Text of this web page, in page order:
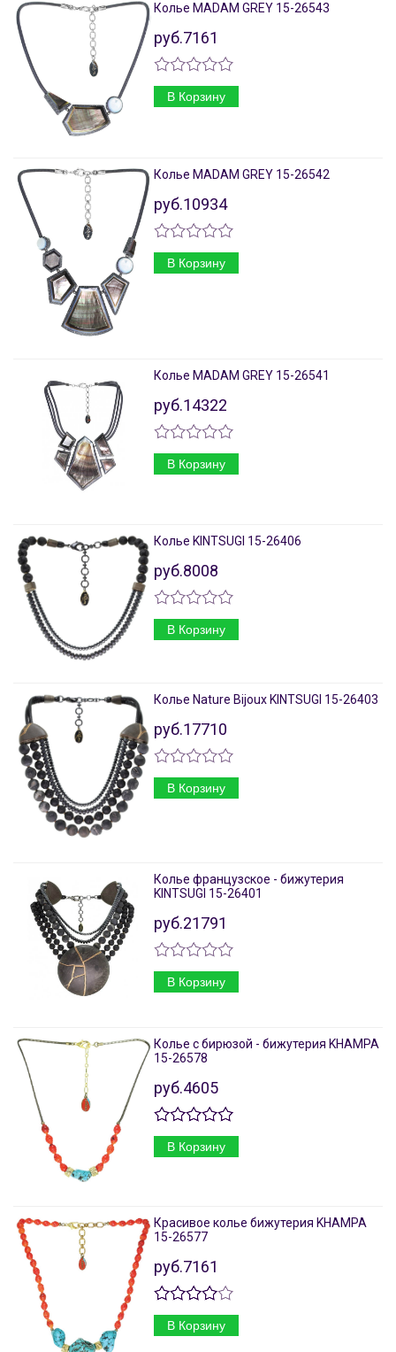
Колье MADAM GREY 15-26543
руб.7161
В Корзину
Колье MADAM GREY 15-26542
руб.10934
В Корзину
Колье MADAM GREY 15-26541
руб.14322
В Корзину
Колье KINTSUGI 15-26406
руб.8008
В Корзину
Колье Nature Bijoux KINTSUGI 15-26403
руб.17710
В Корзину
Колье французское - бижутерия
KINTSUGI 15-26401
руб.21791
В Корзину
Колье с бирюзой - бижутерия KHAMPA
15-26578
руб.4605
В Корзину
Красивое колье бижутерия KHAMPA
15-26577
руб.7161
В Корзину